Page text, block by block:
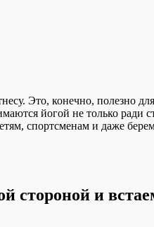
Это, конечно, полезно
йогой не только
спортсменам и даже
стороной и